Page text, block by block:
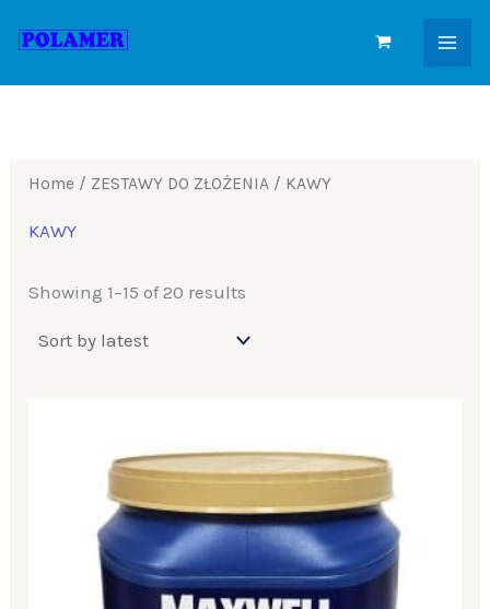
Home / ZESTAWY DO ZŁOŻENIA / KAWY
KAWY
Showing 1–15 of 20 results